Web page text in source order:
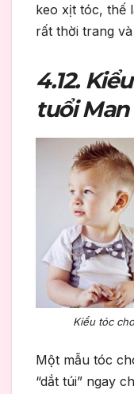
keo xịt tóc, thế
rất thời trang
4.12.
tuổi
Kiểu tóc
Một mẫu tóc
“dắt túi” ngay